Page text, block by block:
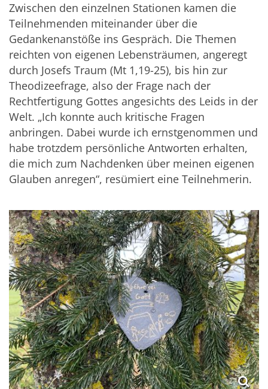
Zwischen den einzelnen Stationen kamen die
Teilnehmenden miteinander über die
Gedankenanstöße ins Gespräch. Die Themen
reichten von eigenen Lebensträumen, angeregt
durch Josefs Traum (Mt 1,19-25), bis hin zur
Theodizeefrage, also der Frage nach der
Rechtfertigung Gottes angesichts des Leids in der
Welt. „Ich konnte auch kritische Fragen
anbringen. Dabei wurde ich ernstgenommen und
habe trotzdem persönliche Antworten erhalten,
die mich zum Nachdenken über meinen eigenen
Glauben anregen“, resümiert eine Teilnehmerin.